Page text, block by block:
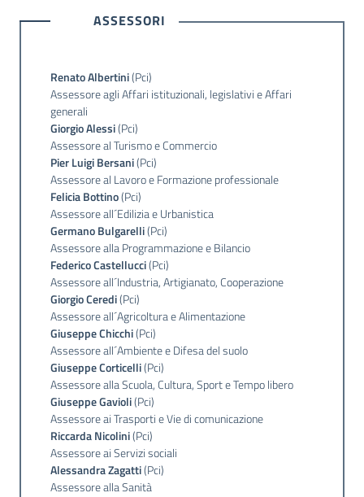
Leggi Atti Bandi
Argomenti
ASSESSORI
Renato Albertini(Pci)
Assessore agli Affari istituzionali, legislativi e Affari
generali
Giorgio Alessi(Pci)
Assessore al Turismo e Commercio
Pier Luigi Bersani(Pci)
Assessore al Lavoro e Formazione professionale
Felicia Bottino(Pci)
Assessore all´Edilizia e Urbanistica
Germano Bulgarelli(Pci)
Assessore alla Programmazione e Bilancio
Federico Castellucci(Pci)
Assessore all´Industria, Artigianato, Cooperazione
Giorgio Ceredi(Pci)
Assessore all´Agricoltura e Alimentazione
Giuseppe Chicchi(Pci)
Assessore all´Ambiente e Difesa del suolo
Giuseppe Corticelli(Pci)
Assessore alla Scuola, Cultura, Sport e Tempo libero
Giuseppe Gavioli(Pci)
Assessore ai Trasporti e Vie di comunicazione
Riccarda Nicolini(Pci)
Assessore ai Servizi sociali
Alessandra Zagatti(Pci)
Assessore alla Sanità